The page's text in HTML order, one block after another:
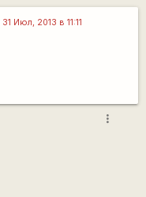
31 Июл, 2013 в 11:11
more_vert